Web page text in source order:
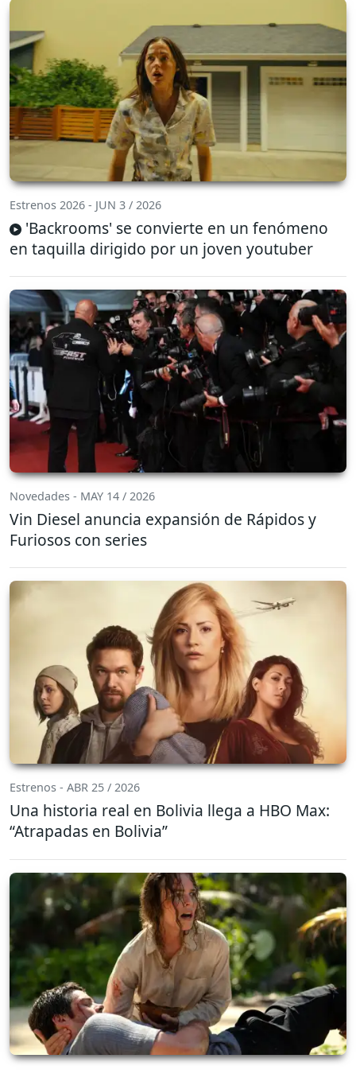
Estrenos 2026 - JUN 3 / 2026
'Backrooms' se convierte en un fenómeno
en taquilla dirigido por un joven youtuber
Novedades - MAY 14 / 2026
Vin Diesel anuncia expansión de Rápidos y
Furiosos con series
Estrenos - ABR 25 / 2026
Una historia real en Bolivia llega a HBO Max:
“Atrapadas en Bolivia”